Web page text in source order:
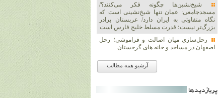
شیخ‌نشین‌ها چگونه فکر می‌کنند؟/
مسجدجامعی: عمان تنها شیخ‌نشینی است که
نگاه متفاوتی به ایران دارد/ عربستان برادر
بزرگ‌تر نیست؛ قدرت مسلط خلیج فارس است
رحل‌سازی میان اصالت و فراموشی؛ رحل
اصفهان در مساجد و خانه های گرجستان
آرشیو همه مطالب
پربازديدها